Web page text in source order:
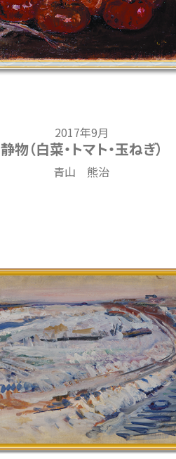
2017年9月
静物（白菜・トマト・玉ねぎ）
青山 熊治